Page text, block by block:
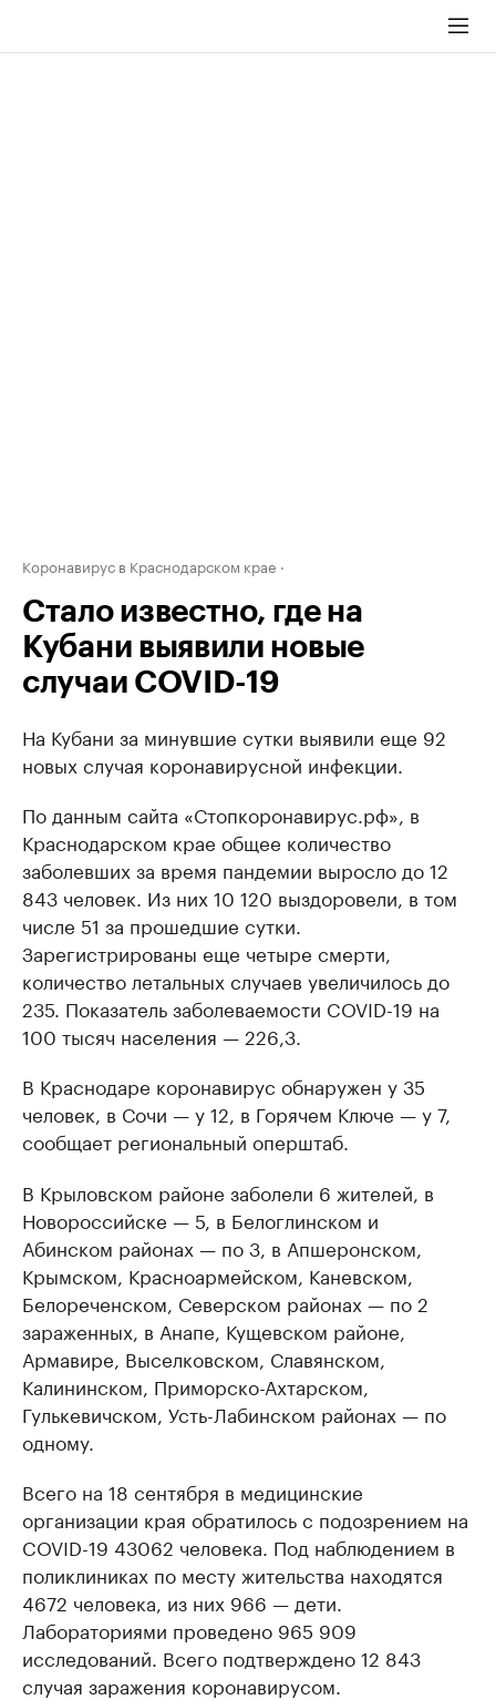
Коронавирус в Краснодарском крае
Стало известно, где на
Кубани выявили новые
случаи COVID-19
На Кубани за минувшие сутки выявили еще 92
новых случая коронавирусной инфекции.
По данным сайта «Стопкоронавирус.рф», в
Краснодарском крае общее количество
заболевших за время пандемии выросло до 12
843 человек. Из них 10 120 выздоровели, в том
числе 51 за прошедшие сутки.
Зарегистрированы еще четыре смерти,
количество летальных случаев увеличилось до
235. Показатель заболеваемости COVID-19 на
100 тысяч населения — 226,3.
В Краснодаре коронавирус обнаружен у 35
человек, в Сочи — у 12, в Горячем Ключе — у 7,
сообщает региональный оперштаб.
В Крыловском районе заболели 6 жителей, в
Новороссийске — 5, в Белоглинском и
Абинском районах — по 3, в Апшеронском,
Крымском, Красноармейском, Каневском,
Белореченском, Северском районах — по 2
зараженных, в Анапе, Кущевском районе,
Армавире, Выселковском, Славянском,
Калининском, Приморско-Ахтарском,
Гулькевичском, Усть-Лабинском районах — по
одному.
Всего на 18 сентября в медицинские
организации края обратилось с подозрением на
COVID-19 43062 человека. Под наблюдением в
поликлиниках по месту жительства находятся
4672 человека, из них 966 — дети.
Лабораториями проведено 965 909
исследований. Всего подтверждено 12 843
случая заражения коронавирусом.